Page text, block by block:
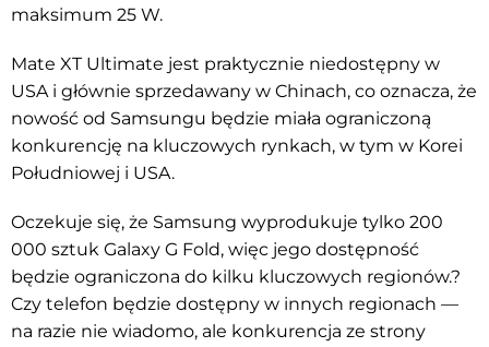
maksimum 25 W.
Mate XT Ultimate jest praktycznie niedostępny w
USA i głównie sprzedawany w Chinach, co oznacza, że
nowość od Samsungu będzie miała ograniczoną
konkurencję na kluczowych rynkach, w tym w Korei
Południowej i USA.
Oczekuje się, że Samsung wyprodukuje tylko 200
000 sztuk Galaxy G Fold, więc jego dostępność
będzie ograniczona do kilku kluczowych regionów.?
Czy telefon będzie dostępny w innych regionach —
na razie nie wiadomo, ale konkurencja ze strony